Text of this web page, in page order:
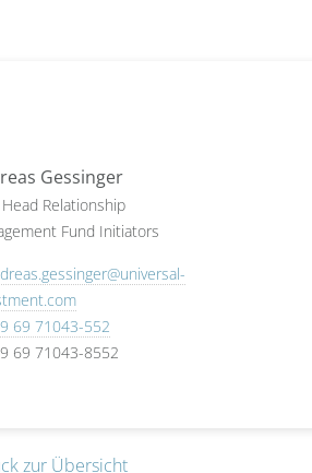
Gessinger
Relationship
Fund Initiators
69 71043-552
69 71043-8552
zur Übersicht